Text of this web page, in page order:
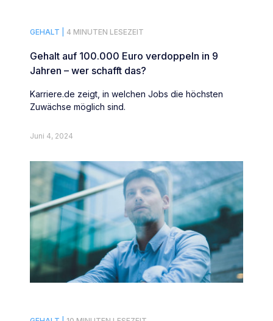
GEHALT | 4 MINUTEN LESEZEIT
Gehalt auf 100.000 Euro verdoppeln in 9
Jahren – wer schafft das?
Karriere.de zeigt, in welchen Jobs die höchsten
Zuwächse möglich sind.
Juni 4, 2024